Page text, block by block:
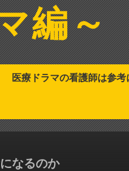
編～
医療ドラマの看護師は参
なるのか